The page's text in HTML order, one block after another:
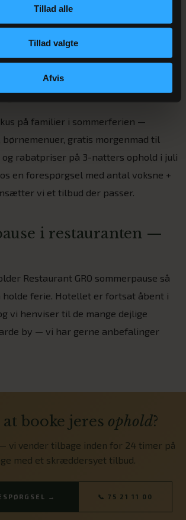
Tillad alle
Tillad valgte
Afvis
med
rabatter
på familier i sommerferien —
gratis morgenmad til
og rabatpriser på 3-natters ophold i juli
en forespørgsel med antal voksne +
vi et tilbud der passer.
i restauranten —
Restaurant GRO sommerpause så
holde ferie. Hotellet er fortsat åbent i
vi henviser til de mange dejlige
by — vi har gerne anbefalinger
booke jeres ophold?
vi vender tilbage inden for 24 timer på
med et skræddersyet tilbud.
→ 📞 75 21 11 00